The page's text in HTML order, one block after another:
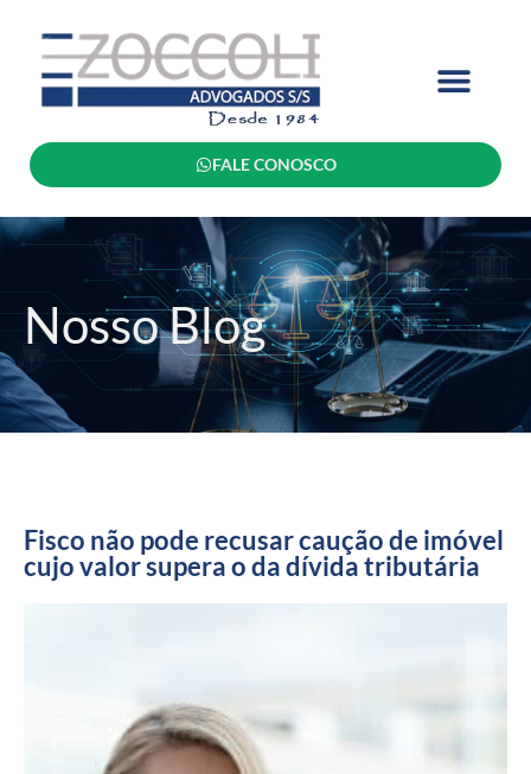
FALE CONOSCO
Nosso Blog
Fisco não pode recusar caução de imóvel
cujo valor supera o da dívida tributária